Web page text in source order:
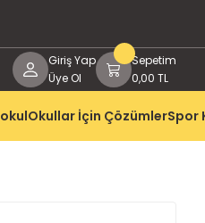
Giriş Yap
Üye Ol
Sepetim
0,00 TL
okulOkullar İçin ÇözümlerSpor